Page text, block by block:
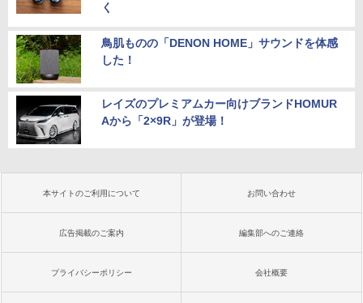
く
鳥肌ものの「DENON HOME」サウンドを体感
した！
レイズのプレミアムカー向けブランドHOMUR
Aから「2×9R」が登場！
本サイトのご利用について お問い合わせ
広告掲載のご案内 編集部へのご連絡
プライバシーポリシー 会社概要